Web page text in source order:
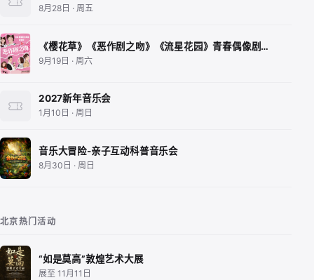
8月28日 · 周五
《樱花草》《恶作剧之吻》《流星花园》青春偶像剧…
9月19日 · 周六
2027新年音乐会
1月10日 · 周日
音乐大冒险-亲子互动科普音乐会
8月30日 · 周日
北京热门活动
“如是莫高”敦煌艺术大展
展至 11月11日